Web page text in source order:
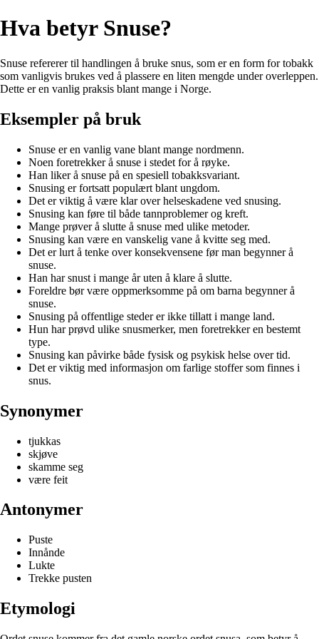
Hva betyr Snuse?
Snuse refererer til handlingen å bruke snus, som er en form for tobakk
som vanligvis brukes ved å plassere en liten mengde under overleppen.
Dette er en vanlig praksis blant mange i Norge.
Eksempler på bruk
Snuse er en vanlig vane blant mange nordmenn.
Noen foretrekker å snuse i stedet for å røyke.
Han liker å snuse på en spesiell tobakksvariant.
Snusing er fortsatt populært blant ungdom.
Det er viktig å være klar over helseskadene ved snusing.
Snusing kan føre til både tannproblemer og kreft.
Mange prøver å slutte å snuse med ulike metoder.
Snusing kan være en vanskelig vane å kvitte seg med.
Det er lurt å tenke over konsekvensene før man begynner å
snuse.
Han har snust i mange år uten å klare å slutte.
Foreldre bør være oppmerksomme på om barna begynner å
snuse.
Snusing på offentlige steder er ikke tillatt i mange land.
Hun har prøvd ulike snusmerker, men foretrekker en bestemt
type.
Snusing kan påvirke både fysisk og psykisk helse over tid.
Det er viktig med informasjon om farlige stoffer som finnes i
snus.
Synonymer
tjukkas
skjøve
skamme seg
være feit
Antonymer
Puste
Innånde
Lukte
Trekke pusten
Etymologi